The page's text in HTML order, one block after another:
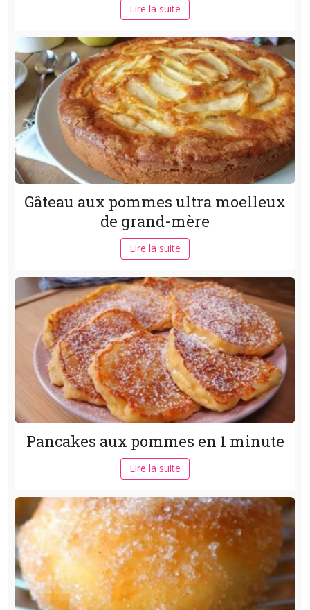
Lire la suite
Gâteau aux pommes ultra moelleux
de grand-mère
Lire la suite
Pancakes aux pommes en 1 minute
Lire la suite